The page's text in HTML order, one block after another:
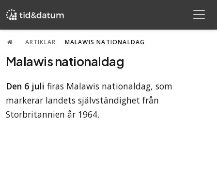
ARTIKLAR MALAWIS NATIONALDAG
Malawis nationaldag
Den 6 juli firas Malawis nationaldag, som
markerar landets självständighet från
Storbritannien år 1964.